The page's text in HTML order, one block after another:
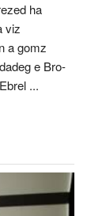
ha
viz
a gomz
e Bro-
...